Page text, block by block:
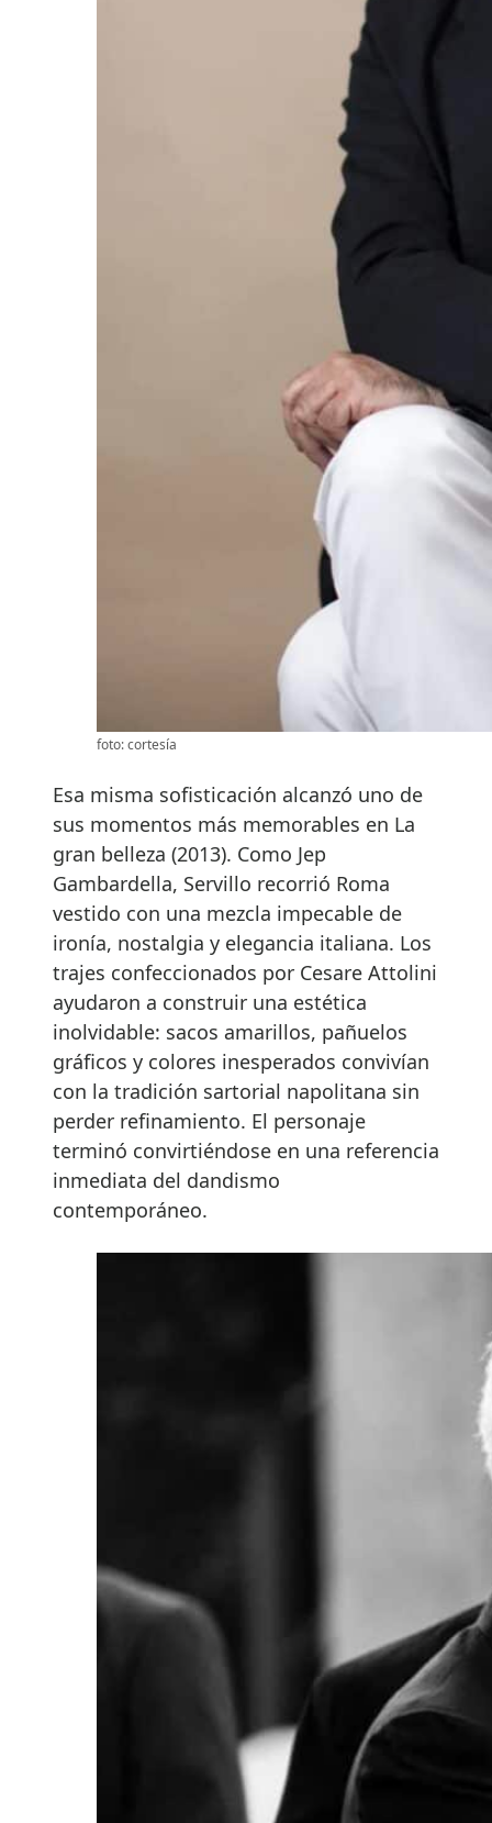
foto: cortesía
Esa misma sofisticación alcanzó uno de
sus momentos más memorables en La
gran belleza (2013). Como Jep
Gambardella, Servillo recorrió Roma
vestido con una mezcla impecable de
ironía, nostalgia y elegancia italiana. Los
trajes confeccionados por Cesare Attolini
ayudaron a construir una estética
inolvidable: sacos amarillos, pañuelos
gráficos y colores inesperados convivían
con la tradición sartorial napolitana sin
perder refinamiento. El personaje
terminó convirtiéndose en una referencia
inmediata del dandismo
contemporáneo.